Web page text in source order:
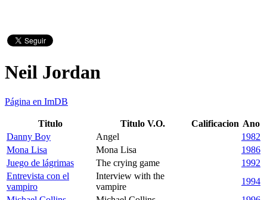
Neil Jordan
Página en ImDB
Titulo Titulo V.O. Calificacion Ano
Danny Boy
Angel
1982
Mona Lisa
Mona Lisa
1986
Juego de lágrimas
The crying game
1992
Entrevista con el
vampiro
Interview with the
vampire
1994